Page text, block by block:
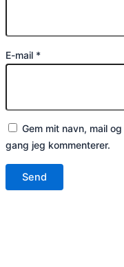
E-mail *
Gem mit navn, mail
gang jeg kommenterer.